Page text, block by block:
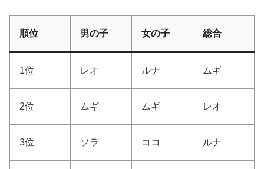
順位 男の子 女の子 総合
1位 レオ ルナ ムギ
2位 ムギ ムギ レオ
3位 ソラ ココ ルナ